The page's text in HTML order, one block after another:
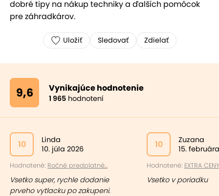
dobré tipy na nákup techniky a ďalších pomôcok
pre záhradkárov.
Uložiť Sledovať Zdielať
9,6 Vynikajúce hodnotenie
1 965 hodnotení
10
Linda
10. júla 2026
Hodnotené: Ročné predplatné...
Vsetko super, rychle dodanie
prveho vytlacku po zakupeni.
10
Zuzana
15.
Hodnotené: EXTRA
Vsetko v poriadku